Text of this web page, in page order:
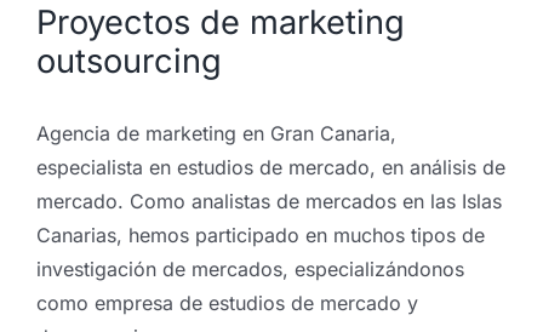
Proyectos de marketing
outsourcing
Agencia de marketing en Gran Canaria,
especialista en estudios de mercado, en análisis de
mercado. Como analistas de mercados en las Islas
Canarias, hemos participado en muchos tipos de
investigación de mercados, especializándonos
como empresa de estudios de mercado y